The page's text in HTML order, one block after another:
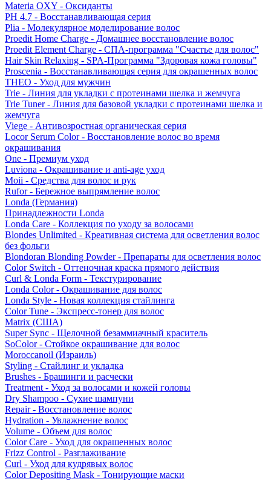
Materia OXY - Оксиданты
PH 4.7 - Восстанавливающая серия
Plia - Молекулярное моделирование волос
Proedit Home Charge - Домашнее восстановление волос
Proedit Element Charge - СПА-программа "Счастье для волос"
Hair Skin Relaxing - SPA-Программа "Здоровая кожа головы"
Proscenia - Восстанавливающая серия для окрашенных волос
THEO - Уход для мужчин
Trie - Линия для укладки с протеинами шелка и жемчуга
Trie Tuner - Линия для базовой укладки с протеинами шелка и
жемчуга
Viege - Антивозростная органическая серия
Locor Serum Color - Восстановление волос во время
окрашивания
One - Премиум уход
Luviona - Окрашивание и anti-age уход
Moii - Средства для волос и рук
Rufor - Бережное выпрямление волос
Londa (Германия)
Принадлежности Londa
Londa Care - Коллекция по уходу за волосами
Blondes Unlimited - Креативная система для осветления волос
без фольги
Blondoran Blonding Powder - Препараты для осветления волос
Color Switch - Оттеночная краска прямого действия
Curl & Londa Form - Текстурирование
Londa Color - Окрашивание для волос
Londa Style - Новая коллекция стайлинга
Color Tune - Экспресс-тонер для волос
Matrix (США)
Super Sync - Щелочной безаммиачный краситель
SoColor - Стойкое окрашивание для волос
Moroccanoil (Израиль)
Styling - Стайлинг и укладка
Brushes - Брашинги и расчески
Treatment - Уход за волосами и кожей головы
Dry Shampoo - Сухие шампуни
Repair - Восстановление волос
Hydration - Увлажнение волос
Volume - Объем для волос
Color Care - Уход для окрашенных волос
Frizz Control - Разглаживание
Curl - Уход для кудрявых волос
Color Depositing Mask - Тонирующие маски